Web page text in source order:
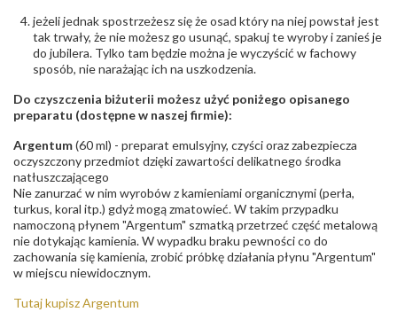
jeżeli jednak spostrzeżesz się że osad który na niej powstał jest
tak trwały, że nie możesz go usunąć, spakuj te wyroby i zanieś je
do jubilera. Tylko tam będzie można je wyczyścić w fachowy
sposób, nie narażając ich na uszkodzenia.
Do czyszczenia biżuterii możesz użyć poniżego opisanego
preparatu (dostępne w naszej firmie):
Argentum(60 ml) - preparat emulsyjny, czyści oraz zabezpiecza
oczyszczony przedmiot dzięki zawartości delikatnego środka
natłuszczającego
Nie zanurzać w nim wyrobów z kamieniami organicznymi (perła,
turkus, koral itp.) gdyż mogą zmatowieć. W takim przypadku
namoczoną płynem "Argentum" szmatką przetrzeć część metalową
nie dotykając kamienia. W wypadku braku pewności co do
zachowania się kamienia, zrobić próbkę działania płynu "Argentum"
w miejscu niewidocznym.
Tutaj kupisz Argentum